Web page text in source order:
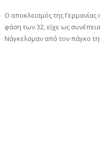
Ο αποκλεισμός της
φάση των 32, είχε ως
Νάγκελσμαν από τον πάγκο